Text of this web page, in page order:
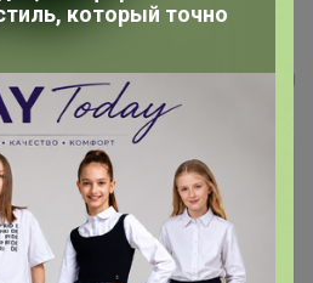
который точно